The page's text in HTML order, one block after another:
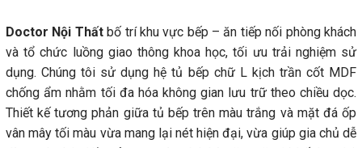
Doctor Nội Thấtbố trí khu vực bếp – ăn tiếp nối phòng khách
và tổ chức luồng giao thông khoa học, tối ưu trải nghiệm sử
dụng. Chúng tôi sử dụng hệ tủ bếp chữ L kịch trần cốt MDF
chống ẩm nhằm tối đa hóa không gian lưu trữ theo chiều dọc.
Thiết kế tương phản giữa tủ bếp trên màu trắng và mặt đá ốp
vân mây tối màu vừa mang lại nét hiện đại, vừa giúp gia chủ dễ